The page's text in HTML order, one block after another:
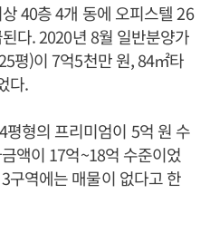
40층 4개 동에 오피스텔 26
다. 2020년 8월 일반분양가
평)이 7억5천만 원, 84㎡타
다.
형의 프리미엄이 5억 원 수
액이 17억~18억 수준이었
구역에는 매물이 없다고 한